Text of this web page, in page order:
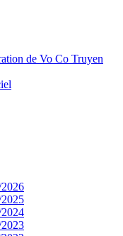
de Vo Co Truyen